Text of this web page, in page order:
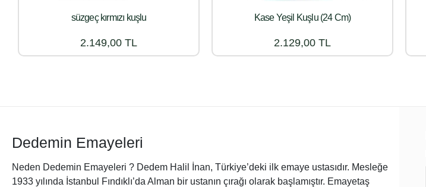
süzgeç kırmızı kuşlu
2.149,00 TL
Kase Yeşil Kuşlu (24 Cm)
2.129,00 TL
Dedemin Emayeleri
Neden Dedemin Emayeleri ? Dedem Halil İnan, Türkiye’deki ilk emaye ustasıdır. Mesleğe
1933 yılında İstanbul Fındıklı’da Alman bir ustanın çırağı olarak başlamıştır. Emayetaş